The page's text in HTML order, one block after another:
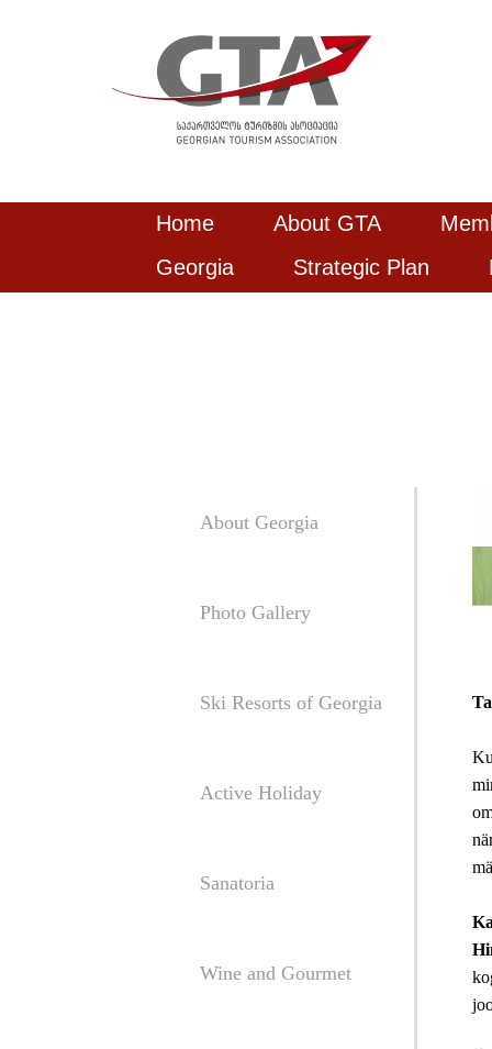
Home About GTA
Georgia
Strategic Plan
About Georgia
Photo Gallery
Ski Resorts of Georgia
Active Holiday
Sanatoria
Wine and Gourmet